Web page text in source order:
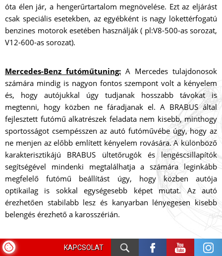
KAPCSOLAT
óta élen jár, a hengerűrtartalom megnövelése. Ezt az eljárást
csak speciális esetekben, az egyébként is nagy lökettérfogatú
benzines motorok esetében használják ( pl:V8-500-as sorozat,
V12-600-as sorozat).
Mercedes-Benz futóműtuning: A Mercedes tulajdonosok
számára mindig is nagyon fontos szempont volt a kényelem
és, hogy autójukkal úgy tudjanak hosszabb távokat is
megtenni, hogy közben ne fáradjanak el. A BRABUS által
fejlesztett futómű alkatrészek feladata nem kisebb, minthogy
sportosságot csempésszen az autó futóművébe úgy, hogy az
ne menjen az előbb említett kényelem rovására. A különböző
karakterisztikájú BRABUS ültetőrugók és lengéscsillapítók
segítségével mindenki megtalálhatja a számára leginkább
megfelelő futómű beállítást úgy, hogy közben autója
optikailag is sokkal egységesebb képet mutat. Az autó
érezhetően stabilabb lesz és kanyarban lényegesen kisebb
belengés érezhető a karosszérián.
BRABUS kipufogótuning, kipufogó rendszerek:A BRABUS